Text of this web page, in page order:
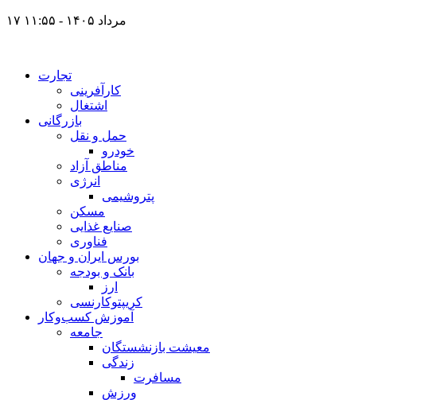
۱۷ مرداد ۱۴۰۵ - ۱۱:۵۵
تجارت
کارآفرینی
اشتغال
بازرگانی
حمل و نقل
خودرو
مناطق آزاد
انرژی
پتروشیمی
مسکن
صنایع غذایی
فناوری
بورس ایران و جهان
بانک و بودجه
ارز
کریپتوکارنسی
آموزش کسب‌وکار
جامعه
معیشت بازنشستگان
زندگی
مسافرت
ورزش